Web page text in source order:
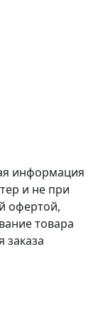
информация
и не при
офертой,
товара
заказа